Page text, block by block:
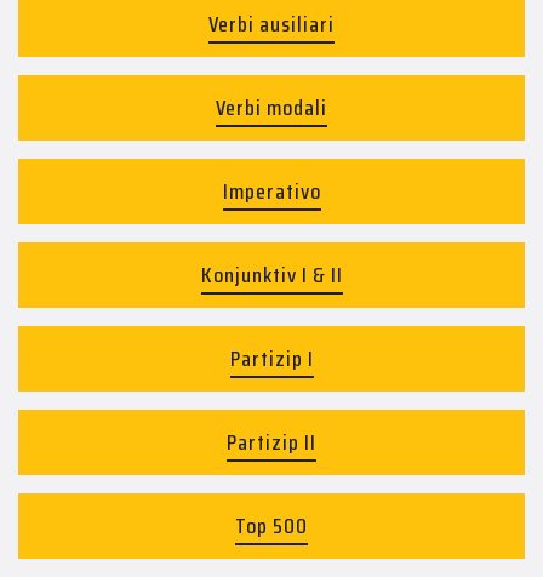
Verbi ausiliari
Verbi modali
Imperativo
Konjunktiv I & II
Partizip I
Partizip II
Top 500